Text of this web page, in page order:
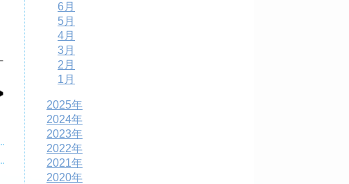
6月
5月
4月
3月
2月
1月
2025年
2024年
2023年
2022年
2021年
2020年